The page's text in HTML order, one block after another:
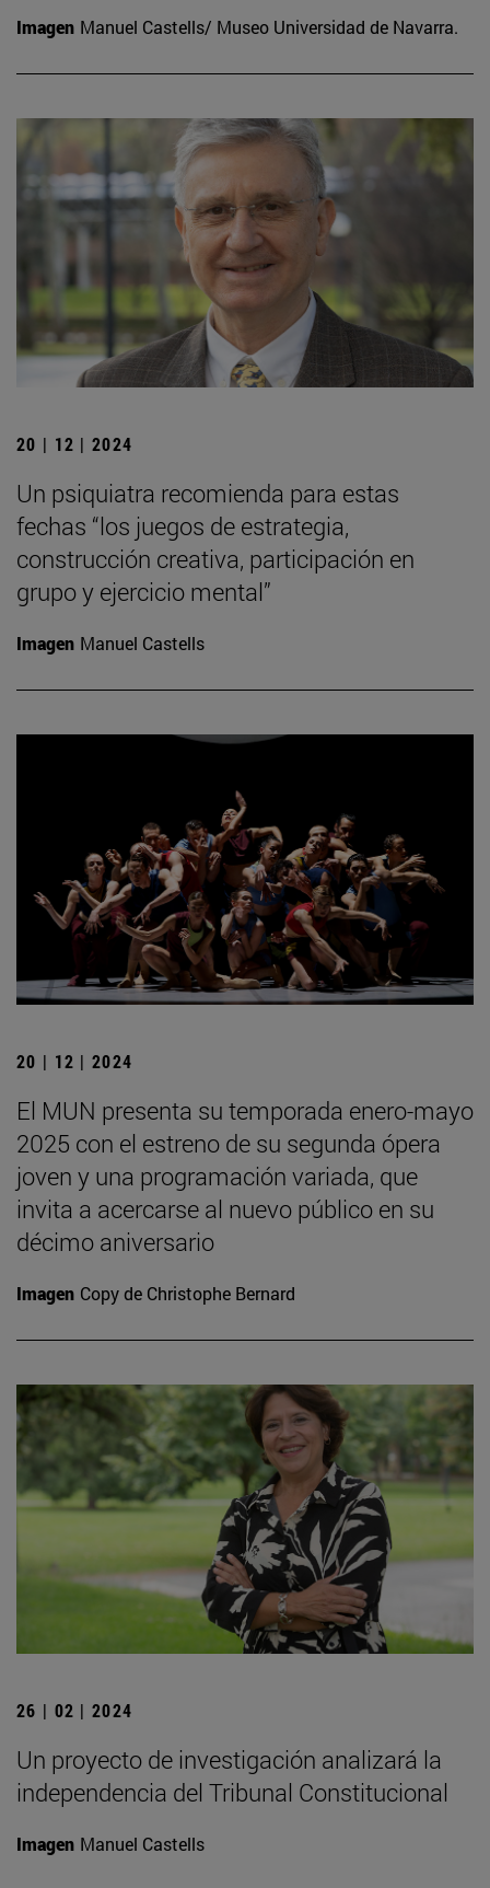
Imagen Manuel Castells/ Museo Universidad de Navarra.
20 | 12 | 2024
Un psiquiatra recomienda para estas
fechas “los juegos de estrategia,
construcción creativa, participación en
grupo y ejercicio mental”
Imagen Manuel Castells
20 | 12 | 2024
El MUN presenta su temporada enero-mayo
2025 con el estreno de su segunda ópera
joven y una programación variada, que
invita a acercarse al nuevo público en su
décimo aniversario
Imagen Copy de Christophe Bernard
26 | 02 | 2024
Un proyecto de investigación analizará la
independencia del Tribunal Constitucional
Imagen Manuel Castells